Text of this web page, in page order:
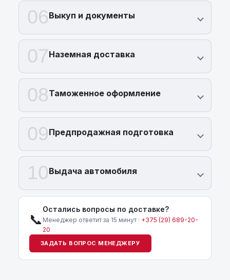
06Выкуп и документы
07Наземная доставка
08Таможенное оформление
09Предпродажная подготовка
10Выдача автомобиля
📞
Остались вопросы по доставке?
Менеджер ответит за 15 минут · +375 (29) 689-20-
20
ЗАДАТЬ ВОПРОС МЕНЕДЖЕРУ